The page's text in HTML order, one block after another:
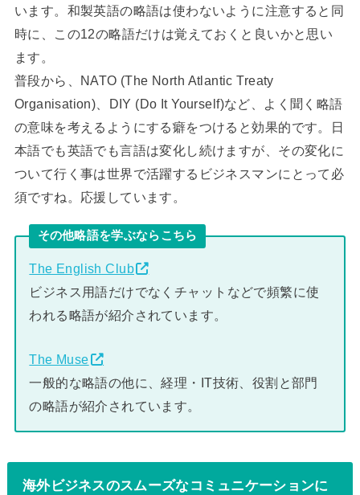
います。和製英語の略語は使わないように注意すると同
時に、この12の略語だけは覚えておくと良いかと思い
ます。
普段から、NATO (The North Atlantic Treaty
Organisation)、DIY (Do It Yourself)など、よく聞く略語
の意味を考えるようにする癖をつけると効果的です。日
本語でも英語でも言語は変化し続けますが、その変化に
ついて行く事は世界で活躍するビジネスマンにとって必
須ですね。応援しています。
その他略語を学ぶならこちら
The English Club
ビジネス用語だけでなくチャットなどで頻繁に使
われる略語が紹介されています。
The Muse
一般的な略語の他に、経理・IT技術、役割と部門
の略語が紹介されています。
海外ビジネスのスムーズなコミュニケーションに